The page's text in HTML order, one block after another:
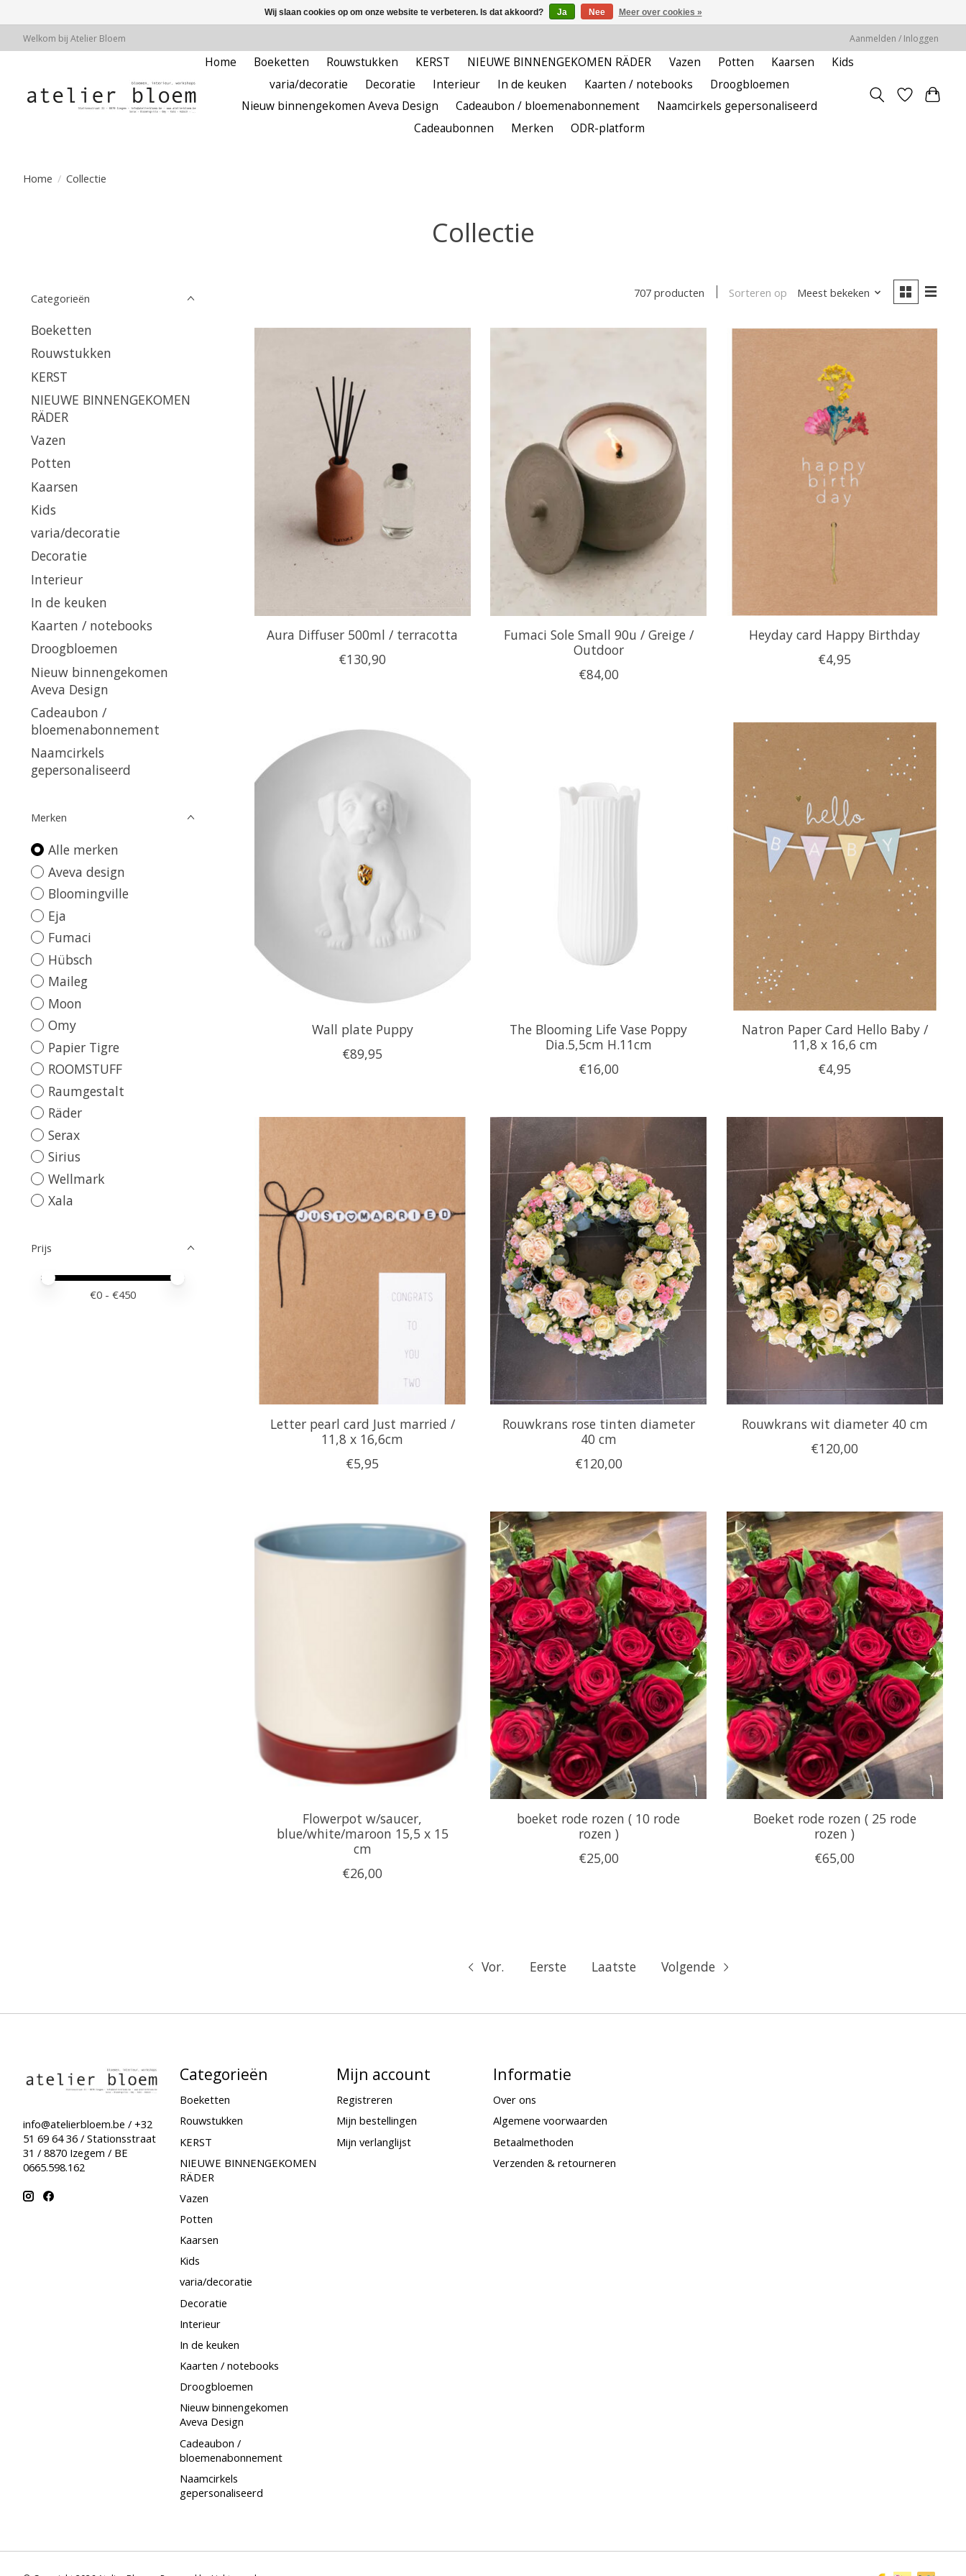
Welkom bij Atelier Bloem Aanmelden / Inloggen
Home Boeketten Rouwstukken KERST NIEUWE BINNENGEKOMEN RÄDER Vazen Potten Kaarsen
Kids
varia/decoratie
Decoratie Interieur In de keuken Kaarten / notebooks
Droogbloemen
Nieuw binnengekomen Aveva Design
Cadeaubon / bloemenabonnement
Naamcirkels gepersonaliseerd
Cadeaubonnen
Merken ODR-platform
Home / Collectie
Collectie
Categorieën
Boeketten
Rouwstukken
KERST
NIEUWE BINNENGEKOMEN
RÄDER
Vazen
Potten
Kaarsen
Kids
varia/decoratie
Decoratie
Interieur
In de keuken
Kaarten / notebooks
Droogbloemen
Nieuw binnengekomen
Aveva Design
Cadeaubon /
bloemenabonnement
Naamcirkels
gepersonaliseerd
Merken
Alle merken
Aveva design
Bloomingville
Eja
Fumaci
Hübsch
Maileg
Moon
Omy
Papier Tigre
ROOMSTUFF
Raumgestalt
Räder
Serax
Sirius
Wellmark
Xala
Prijs
Minimale prijswaarde
Price maximum value
€0 - €450
707 producten Sorteren op Meest bekeken
Aura Diffuser 500ml / terracotta
€130,90
Fumaci Sole Small 90u / Greige /
Outdoor
€84,00
Heyday card Happy Birthday
€4,95
Wall plate Puppy
€89,95
The Blooming Life Vase Poppy
Dia.5,5cm H.11cm
€16,00
Natron Paper Card Hello Baby /
11,8 x 16,6 cm
€4,95
Letter pearl card Just married /
11,8 x 16,6cm
€5,95
Rouwkrans rose tinten diameter
40 cm
€120,00
Rouwkrans wit diameter 40 cm
€120,00
Flowerpot w/saucer,
blue/white/maroon 15,5 x 15
cm
€26,00
boeket rode rozen ( 10 rode
rozen )
€25,00
Boeket rode rozen ( 25 rode
rozen )
€65,00
Vor. Eerste Laatste Volgende
info@atelierbloem.be / +32
51 69 64 36 / Stationsstraat
31 / 8870 Izegem / BE
0665.598.162
Categorieën
Boeketten
Rouwstukken
KERST
NIEUWE BINNENGEKOMEN
RÄDER
Vazen
Potten
Kaarsen
Kids
varia/decoratie
Decoratie
Interieur
In de keuken
Kaarten / notebooks
Droogbloemen
Nieuw binnengekomen
Aveva Design
Cadeaubon /
bloemenabonnement
Naamcirkels
gepersonaliseerd
Mijn account
Registreren
Mijn bestellingen
Mijn verlanglijst
Informatie
Over ons
Algemene voorwaarden
Betaalmethoden
Verzenden & retourneren
Wij slaan cookies op om onze website te verbeteren. Is dat akkoord? Ja Nee Meer over cookies »